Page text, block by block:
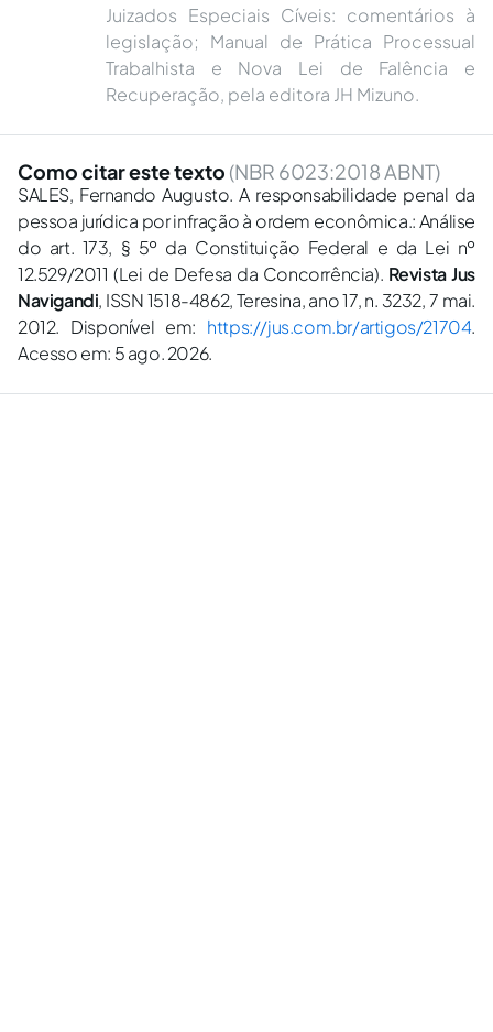
Juizados Especiais Cíveis: comentários à
legislação; Manual de Prática Processual
Trabalhista e Nova Lei de Falência e
Recuperação, pela editora JH Mizuno.
Como citar este texto (NBR 6023:2018 ABNT)
SALES, Fernando Augusto. A responsabilidade penal da
pessoa jurídica por infração à ordem econômica.: Análise
do art. 173, § 5º da Constituição Federal e da Lei nº
12.529/2011 (Lei de Defesa da Concorrência). Revista Jus
Navigandi, ISSN 1518-4862, Teresina, ano 17, n. 3232, 7 mai.
2012. Disponível em: https://jus.com.br/artigos/21704.
Acesso em: 5 ago. 2026.